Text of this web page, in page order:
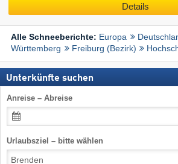
Details
Alle Schneeberichte: Europa
Württemberg
Freiburg (Bezirk)
Unterkünfte suchen
Anreise – Abreise
Urlaubsziel – bitte wählen